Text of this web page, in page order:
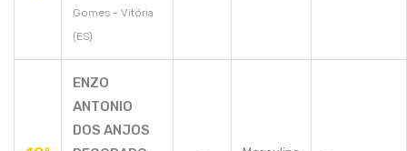
Gomes - Vitória
(ES)
ENZO
ANTONIO
DOS ANJOS